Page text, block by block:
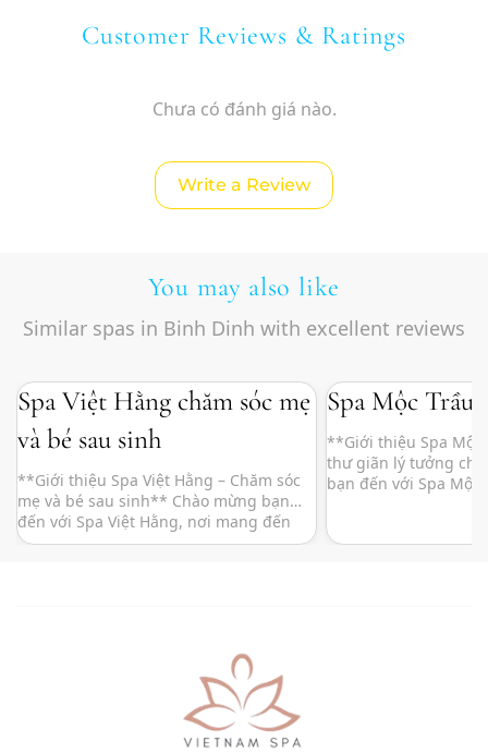
Customer Reviews & Ratings
Chưa có đánh giá nào.
Write a Review
You may also like
Similar spas in Binh Dinh with excellent reviews
Spa Việt Hằng chăm sóc mẹ
và bé sau sinh
**Giới thiệu Spa Việt Hằng – Chăm sóc
mẹ và bé sau sinh** Chào mừng bạn
đến với Spa Việt Hằng, nơi mang đến
những trải nghiệm chăm sóc đặc biệt
Spa Mộc Trầu
**Giới thiệu Spa Mộc
thư giãn lý tưởng
bạn đến với Spa
giữa lòng thành phố